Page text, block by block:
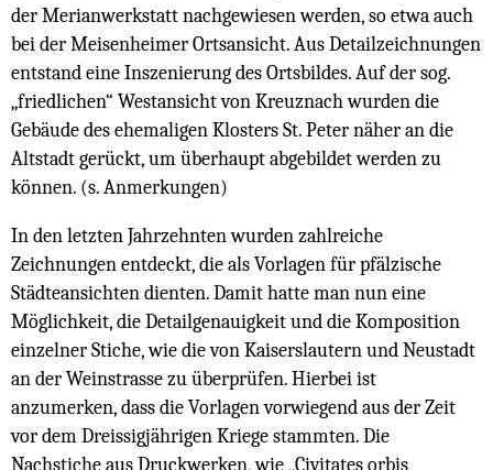
der Merianwerkstatt nachgewiesen werden, so etwa auch
bei der Meisenheimer Ortsansicht. Aus Detailzeichnungen
entstand eine Inszenierung des Ortsbildes. Auf der sog.
„friedlichen“ Westansicht von Kreuznach wurden die
Gebäude des ehemaligen Klosters St. Peter näher an die
Altstadt gerückt, um überhaupt abgebildet werden zu
können. (s. Anmerkungen)
In den letzten Jahrzehnten wurden zahlreiche
Zeichnungen entdeckt, die als Vorlagen für pfälzische
Städteansichten dienten. Damit hatte man nun eine
Möglichkeit, die Detailgenauigkeit und die Komposition
einzelner Stiche, wie die von Kaiserslautern und Neustadt
an der Weinstrasse zu überprüfen. Hierbei ist
anzumerken, dass die Vorlagen vorwiegend aus der Zeit
vor dem Dreissigjährigen Kriege stammten. Die
Nachstiche aus Druckwerken, wie „Civitates orbis